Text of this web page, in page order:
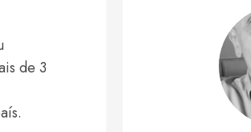
de 3